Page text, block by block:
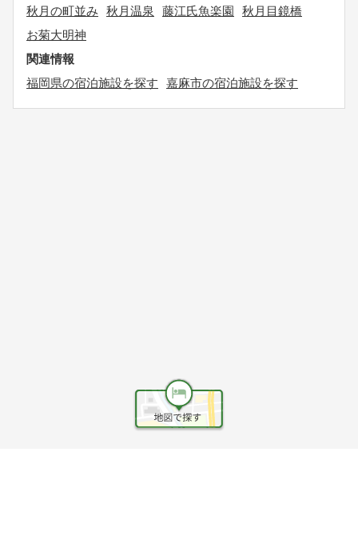
秋月の町並み
秋月温泉 藤江氏魚楽園
秋月目鏡橋
お菊大明神
関連情報
福岡県の宿泊施設を探す
嘉麻市の宿泊施設を探す